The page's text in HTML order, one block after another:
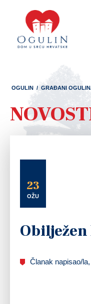
OGULIN / GRAĐANI
23
OŽU
Članak napisao/